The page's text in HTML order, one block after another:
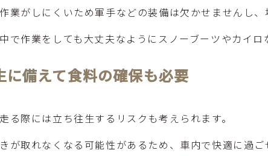
業がしにくいため軍手などの装備は欠かせませんし
で作業をしても大丈夫なようにスノーブーツやカイロ
に備えて食料の確保も必要
る際には立ち往生するリスクも考えられます。
が取れなくなる可能性があるため、車内で快適に過